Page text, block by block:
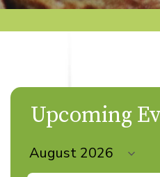
Upcoming